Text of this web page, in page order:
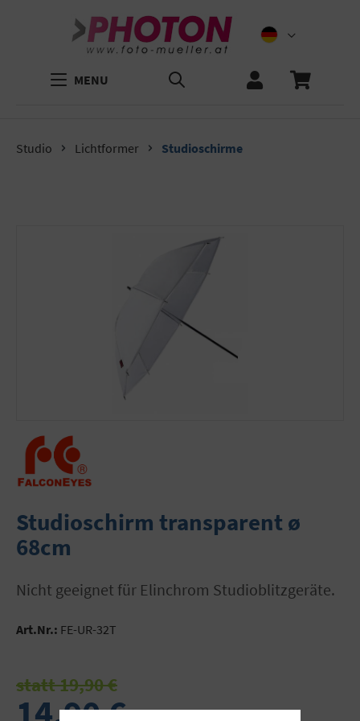
MENU
Studio Lichtformer Studioschirme
Studioschirm transparent ø
68cm
Nicht geeignet für Elinchrom Studioblitzgeräte.
Art.Nr.: FE-UR-32T
statt 19,90 €